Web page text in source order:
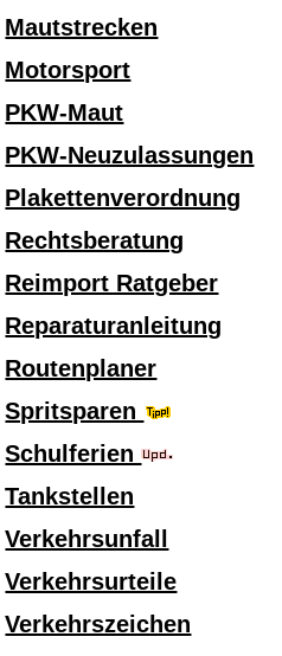
Mautstrecken
Motorsport
PKW-Maut
PKW-Neuzulassungen
Plakettenverordnung
Rechtsberatung
Reimport Ratgeber
Reparaturanleitung
Routenplaner
Spritsparen
Schulferien
Tankstellen
Verkehrsunfall
Verkehrsurteile
Verkehrszeichen